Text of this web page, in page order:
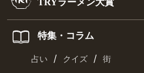
特集・コラム
占い / クイズ / 街